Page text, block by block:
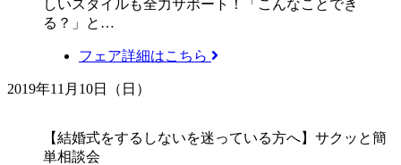
しいスタイルも全力サポート！「こんなことでき
る？」と…
フェア詳細はこちら
2019年11月10日（日）
【結婚式をするしないを迷っている方へ】サクッと簡
単相談会